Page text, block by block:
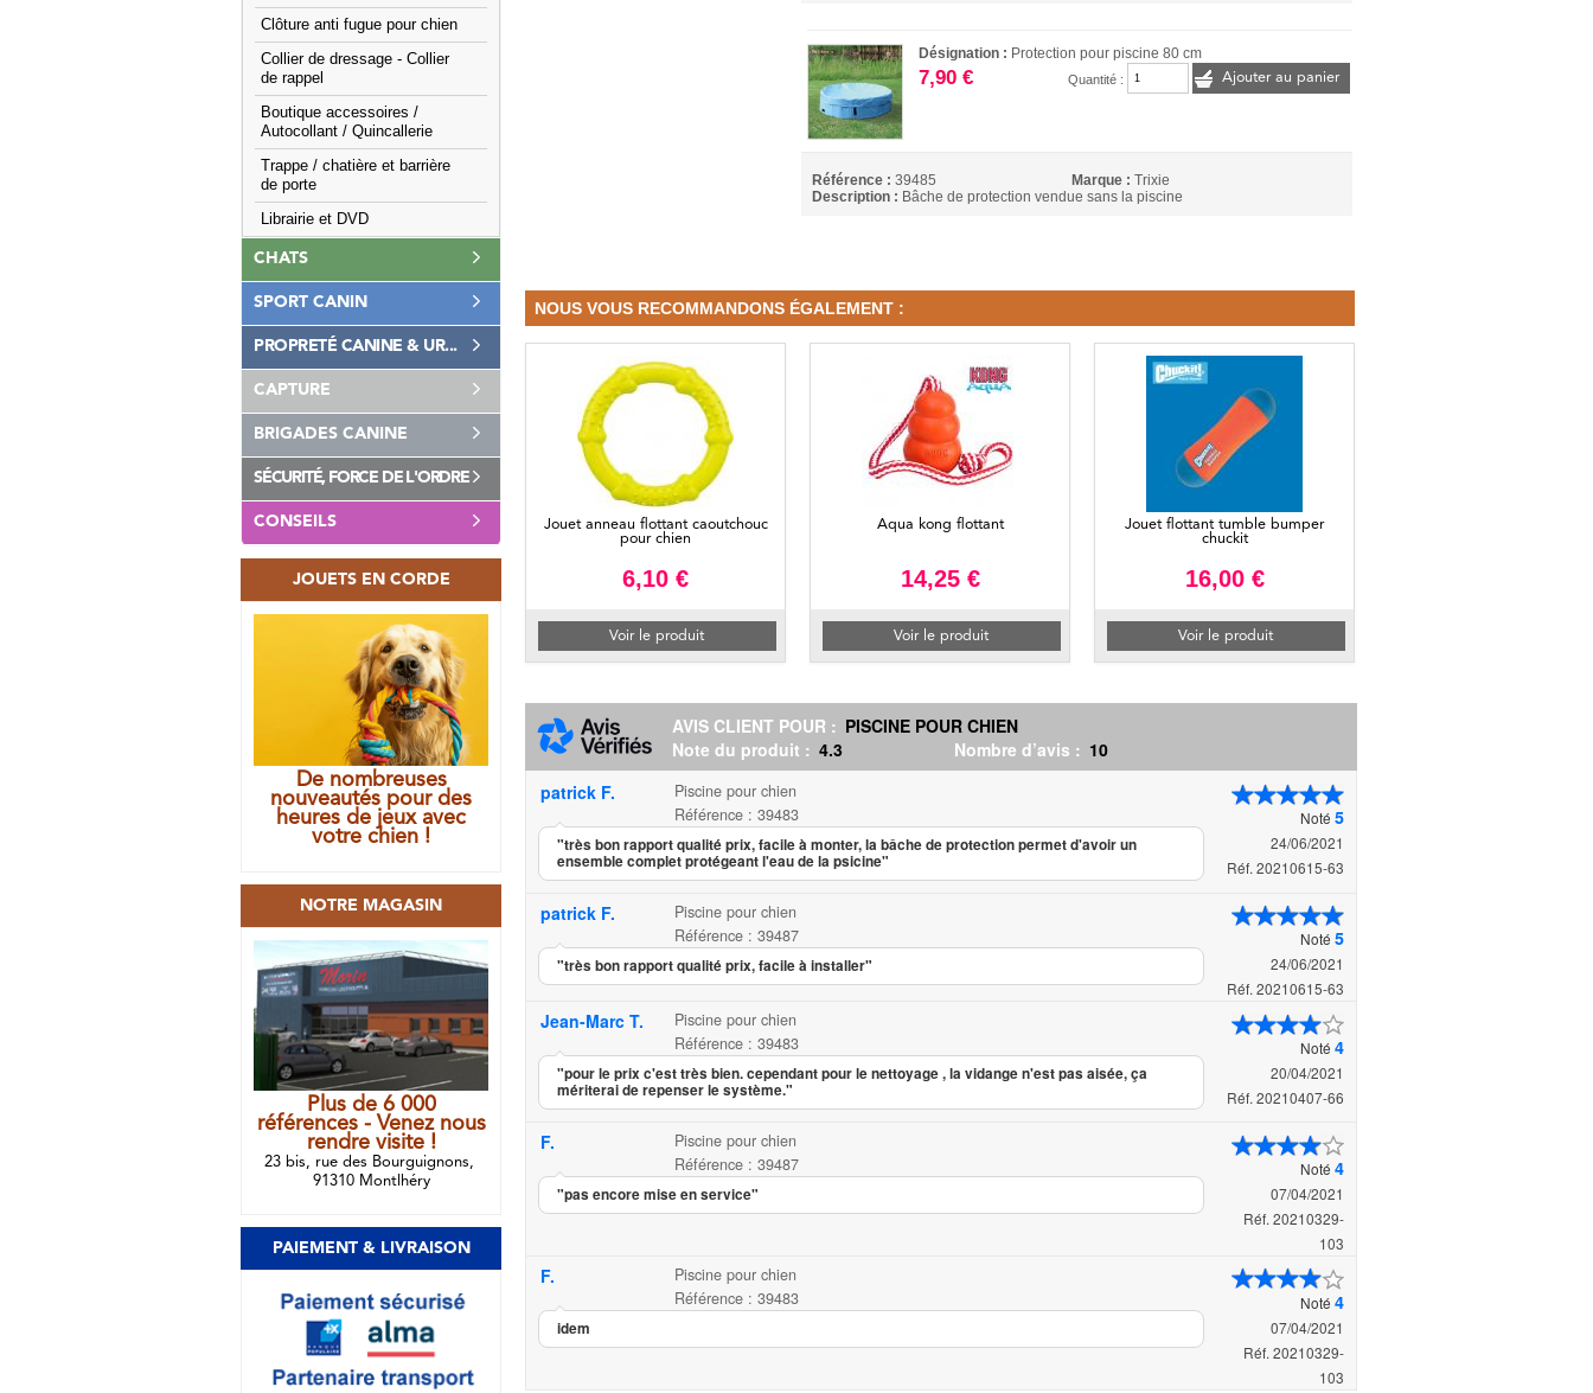
Clôture anti fugue pour chien
Collier de dressage - Collier
de rappel
Boutique accessoires /
Autocollant / Quincallerie
Trappe / chatière et barrière
de porte
Librairie et DVD
CHATS
SPORT CANIN
PROPRETÉ CANINE & UR...
CAPTURE
BRIGADES CANINE
SÉCURITÉ, FORCE DE L'ORDRE
CONSEILS
JOUETS EN CORDE
De nombreuses
nouveautés pour des
heures de jeux avec
votre chien !
NOTRE MAGASIN
Plus de 6 000
références - Venez nous
rendre visite !
23 bis, rue des Bourguignons,
91310 Montlhéry
PAIEMENT & LIVRAISON
Désignation : Protection pour piscine 80 cm
7,90 € Quantité : Ajouter au panier
Référence : 39485 Marque : Trixie
Description : Bâche de protection vendue sans la piscine
NOUS VOUS RECOMMANDONS ÉGALEMENT :
Jouet anneau flottant caoutchouc
pour chien
6,10 €
Voir le produit
Aqua kong flottant
14,25 €
Voir le produit
Jouet flottant tumble bumper
chuckit
16,00 €
Voir le produit
AVIS CLIENT POUR : PISCINE POUR CHIEN
Note du produit : 4.3 Nombre d’avis : 10
Noté 5
24/06/2021
Réf. 20210615-63
patrick F.
Piscine pour chien
Référence : 39483
"très bon rapport qualité prix, facile à monter, la bâche de protection permet d'avoir un
ensemble complet protégeant l'eau de la psicine"
Noté 5
24/06/2021
Réf. 20210615-63
patrick F.
Piscine pour chien
Référence : 39487
"très bon rapport qualité prix, facile à installer"
Noté 4
20/04/2021
Réf. 20210407-66
Jean-Marc T.
Piscine pour chien
Référence : 39483
"pour le prix c'est très bien. cependant pour le nettoyage , la vidange n'est pas aisée, ça
mériterai de repenser le système."
Noté 4
07/04/2021
Réf. 20210329-
103
F.
Piscine pour chien
Référence : 39487
"pas encore mise en service"
Noté 4
07/04/2021
Réf. 20210329-
103
F.
Piscine pour chien
Référence : 39483
idem